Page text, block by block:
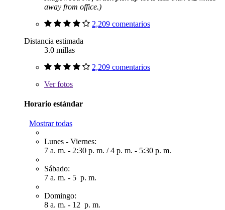
away from office.)
2,209 comentarios
Distancia estimada
3.0 millas
2,209 comentarios
Verfotos
Horario estándar
Mostrar todas
Lunes - Viernes:
7 a. m. - 2:30 p. m. /4 p. m. - 5:30 p. m.
Sábado:
7 a. m. - 5 p. m.
Domingo:
8 a. m. - 12 p. m.